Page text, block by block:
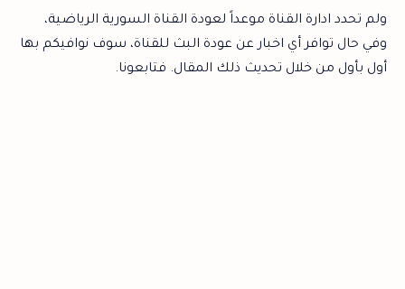
ولم تحدد ادارة القناة موعداً لعودة القناة السورية الرياضية،
وفي حال توافر أي اخبار عن عودة البث للقناة، سوف نوافيكم بها
أول بأول من خلال تحديث ذلك المقال. فتابعونا.